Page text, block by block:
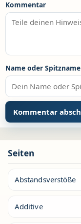
Kommentar
Name oder Spitzname
Seiten
Abstandsverstöße
Additive